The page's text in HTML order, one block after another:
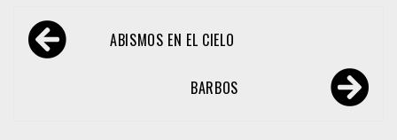
Navegación
de ABISMOS EN EL CIELO
BARBOS